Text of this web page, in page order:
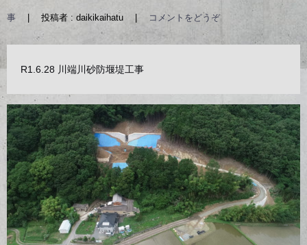
事 投稿者 : daikikaihatu コメントをどうぞ
R1.6.28 川端川砂防堰堤工事